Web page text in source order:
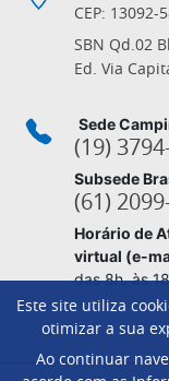
CEP:
SBN Qd.02
Ed. Via
Sede
(19)
Subsede
(61)
Horário de
virtual (e-
das 8h. às
Este site utiliza
otimizar a sua
Ao continuar